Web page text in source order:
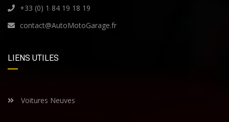
+33 (0) 1 84 19 18 19
contact@AutoMotoGarage.fr
LIENS UTILES
Voitures Neuves